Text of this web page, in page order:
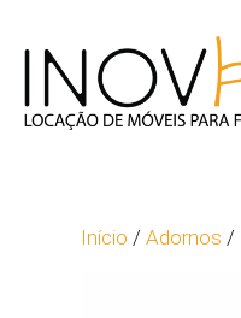
Início /Adornos /